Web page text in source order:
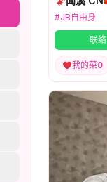
#JB自由身
联络
我的菜0